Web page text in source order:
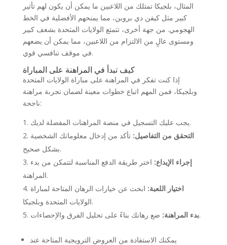
المثال، بلجيكا تمتلك من اللاعبين ما يمكن أن يكون لهم تأثير
كبير مثل كيفن دي بروين، مما يمنحهم الأفضلية في الخط
الهجومي. من جهة أخرى، تتمتع الولايات المتحدة بشغف كبير
ومستوى عالٍ من الالتزام من اللاعبين، مما يمكن أن يضعهم
في موقف تنافسي قوي.
كيف تبدأ في المراهنة على المباراة
إذا كنت تفكر في المراهنة على مباراة الولايات المتحدة
وبلجيكا، فمن المهم اتباع خطوات معينة لضمان تجربة مراهنة
ناجحة:
يجب عليك التسجيل في منصة المراهنات المفضلة لديك.
التحقق من التفاصيل: تأكد من إدخال معلوماتك الشخصية
بشكل صحيح.
إجراء الإيداع: اختر طريقة الدفع المناسبة لتتمكن من بدء
المراهنة.
اختيار اللعبة: ابحث عن خيارات الرهان المتاحة لمباراة
الولايات المتحدة وبلجيكا.
بدء المراهنة:ضع رهانك بناءً على تحليل الفرق والإحصاءات.
يمكنك الاستفادة من العروض الترويجية المتاحة عند